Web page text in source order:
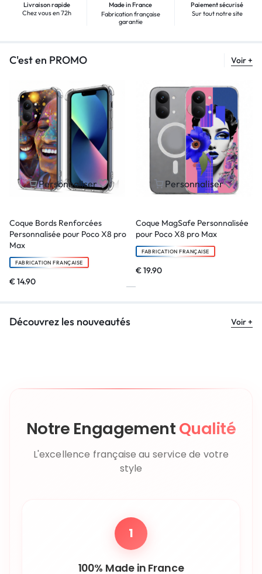
Livraison rapide
Chez vous en 72h
Made in France
Fabrication française
garantie
Paiement sécurisé
Sur tout notre site
C'est en PROMO Voir +
Personnaliser
Coque Bords Renforcées
Personnalisée pour Poco X8 pro
Max
FABRICATION FRANÇAISE
€14.90
Personnaliser
Coque MagSafe Personnalisée
pour Poco X8 pro Max
FABRICATION FRANÇAISE
€19.90
Découvrez les nouveautés Voir +
Notre EngagementQualité
L'excellence française au service de votre
style
1
100% Made in France